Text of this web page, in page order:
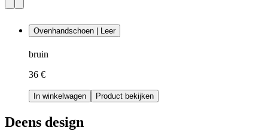
Ovenhandschoen | Leer
bruin
36 €
In winkelwagen Product bekijken
Deens design